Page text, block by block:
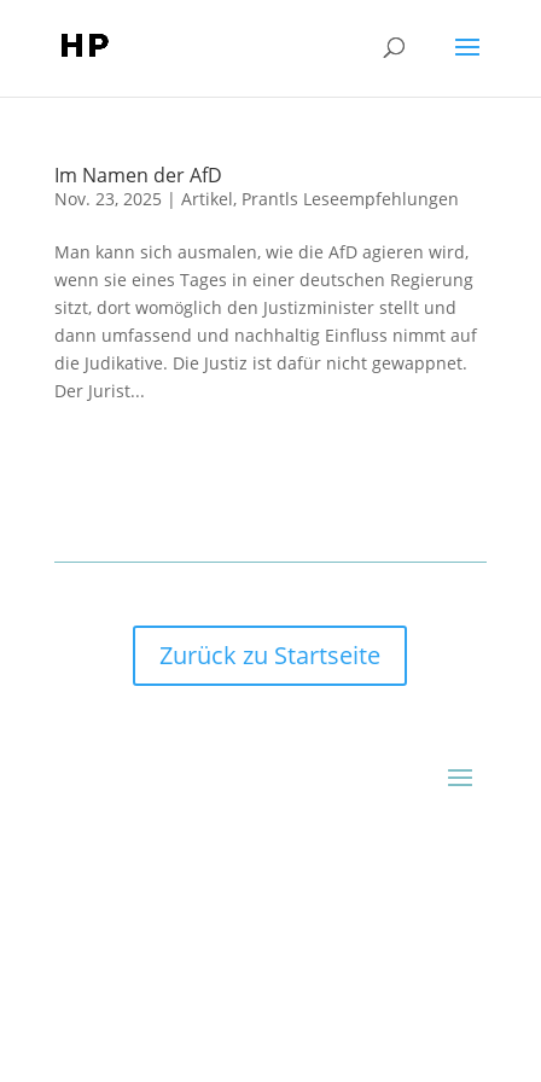
Im Namen der AfD
Nov. 23, 2025 | Artikel, Prantls Leseempfehlungen
Man kann sich ausmalen, wie die AfD agieren wird,
wenn sie eines Tages in einer deutschen Regierung
sitzt, dort womöglich den Justizminister stellt und
dann umfassend und nachhaltig Einfluss nimmt auf
die Judikative. Die Justiz ist dafür nicht gewappnet.
Der Jurist...
Zurück zu Startseite